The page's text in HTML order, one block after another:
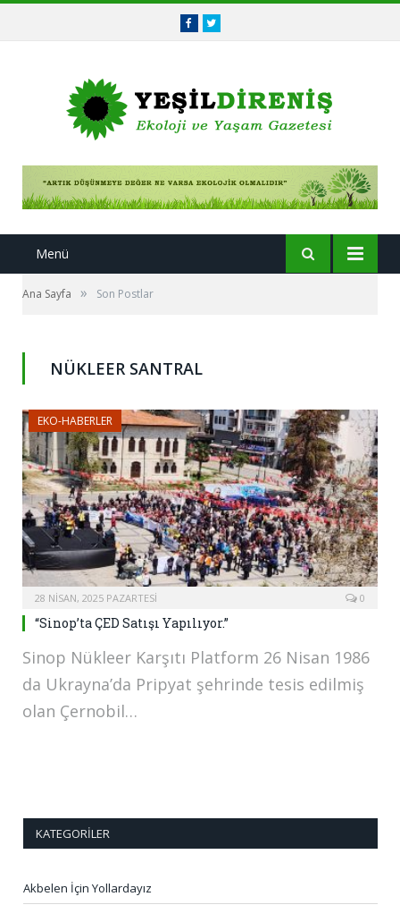
FacebookTwitter
Menü
Ana Sayfa » Son Postlar
NÜKLEER SANTRAL
EKO-HABERLER
28 NISAN, 2025 PAZARTESI 0
“Sinop’ta ÇED Satışı Yapılıyor.”
Sinop Nükleer Karşıtı Platform 26 Nisan 1986
da Ukrayna’da Pripyat şehrinde tesis edilmiş
olan Çernobil…
KATEGORILER
Akbelen İçin Yollardayız